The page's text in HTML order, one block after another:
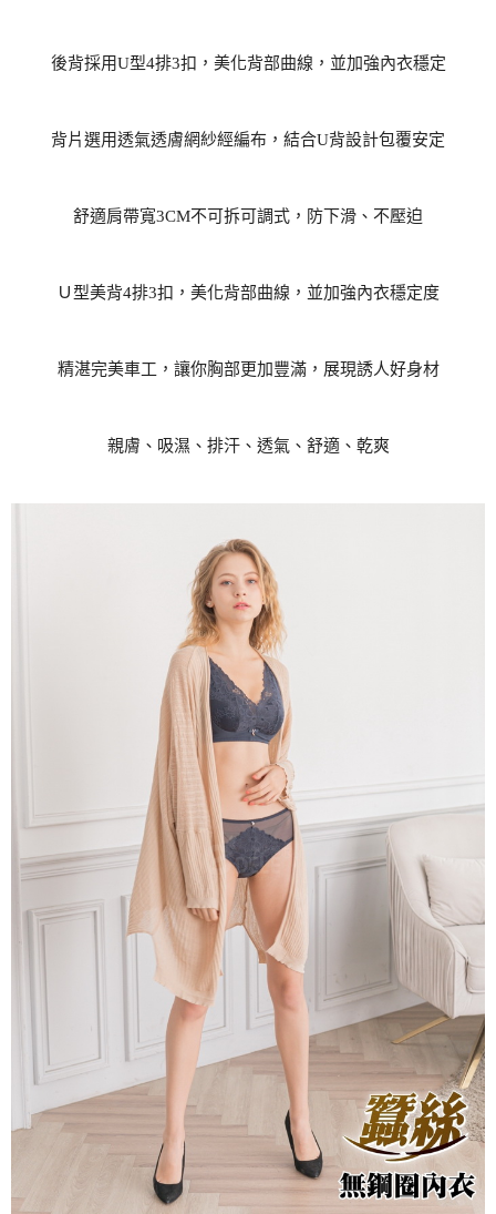
後背採用U型4排3扣，美化背部曲線，並加強內衣穩定
背片選用透氣透膚網紗經編布，結合U背設計包覆安定
舒適肩帶寬3CM不可拆可調式，防下滑、不壓迫
Ｕ型美背4排3扣，美化背部曲線，並加強內衣穩定度
精湛完美車工，讓你胸部更加豐滿，展現誘人好身材
親膚、吸濕、排汗、透氣、舒適、乾爽